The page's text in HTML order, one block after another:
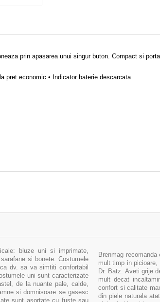
prin apasarea unui singur buton. Compact si
pret economic.• Indicator baterie descarcata
bluze uni si imprimate,
si bonete. Costumele
dv. sa va simtiti confortabil
uni sunt caracterizate
de la nuante pale, calde,
si domnisoare se gasesc
sunt asortate cu fuste sau
Brenmag
mult timp in
Dr. Batz. Aveti grije
mult decat
confort si calitate
din piele naturala